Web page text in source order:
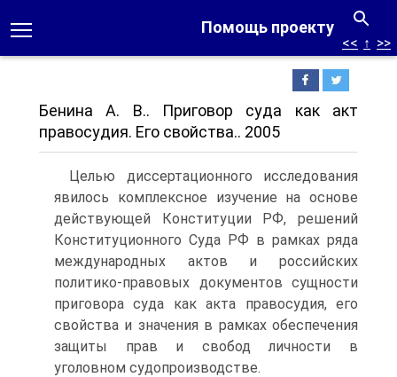
Помощь проекту
<< ↑ >>
Бенина А. В.. Приговор суда как акт
правосудия. Его свойства.. 2005
Целью диссертационного исследования
явилось комплексное изучение на основе
действующей Конституции РФ, решений
Конституционного Суда РФ в рамках ряда
международных актов и российских
политико-правовых документов сущности
приговора суда как акта правосудия, его
свойства и значения в рамках обеспечения
защиты прав и свобод личности в
уголовном судопроизводстве.